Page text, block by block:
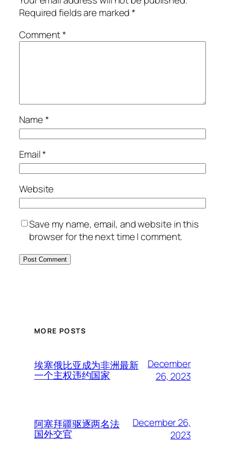
Required fields are marked*
Comment*
Name*
Email*
Website
Save my name, email, and website in this
browser for the next time I comment.
MORE POSTS
埃塞俄比亚成为非洲最新
一个主权违约国家
December
26, 2023
阿塞拜疆驱逐两名法
国外交官
December 26,
2023